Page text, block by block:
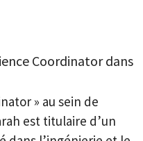
Coordinator dans
» au sein de
est titulaire d’un